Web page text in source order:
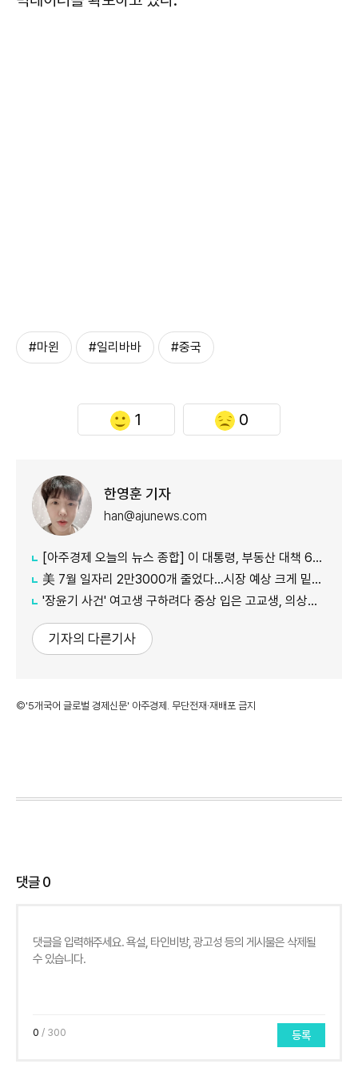
#마윈 #일리바바 #중국
1 0
한영훈 기자
han@ajunews.com
[아주경제 오늘의 뉴스 종합] 이 대통령, 부동산 대책 6시간 점검…"기존 방식 벗어나 과감히 실행" 外
美 7월 일자리 2만3000개 줄었다…시장 예상 크게 밑돈 '고용 쇼크'
'장윤기 사건' 여고생 구하려다 중상 입은 고교생, 의상자 인정
기자의 다른기사
©'5개국어 글로벌 경제신문' 아주경제. 무단전재·재배포 금지
댓글0
0 / 300 등록